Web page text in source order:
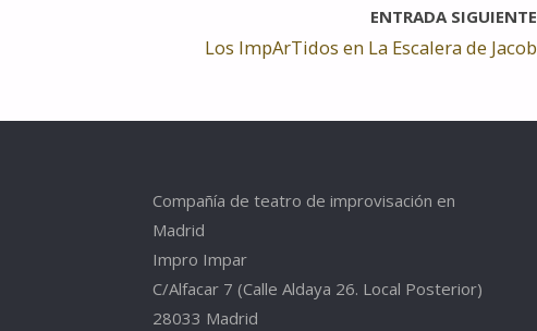
ENTRADA SIGUIENTE
Los ImpArTidos en La Escalera de Jacob
Compañía de teatro de improvisación en
Madrid
Impro Impar
C/Alfacar 7 (Calle Aldaya 26. Local Posterior)
28033 Madrid